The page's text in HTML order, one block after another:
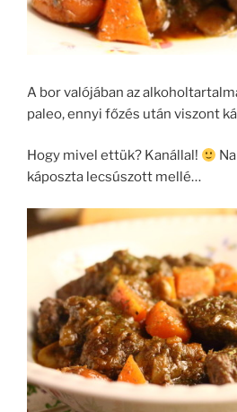
A bor valójában az
paleo, ennyi főzés után viszont
Hogy mivel ettük? Kanállal!
káposzta lecsúszott mellé…